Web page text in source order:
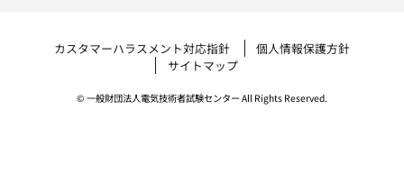
カスタマーハラスメント対応指針
個人情報保護方針
サイトマップ
© 一般財団法人電気技術者試験センター All Rights Reserved.